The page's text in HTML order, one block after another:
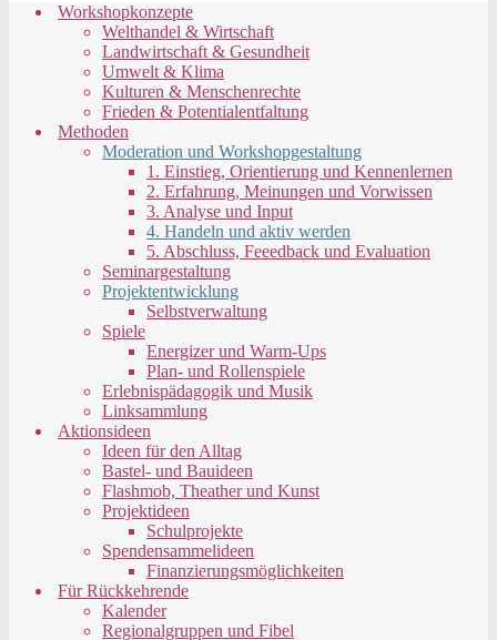
Workshopkonzepte
Welthandel & Wirtschaft
Landwirtschaft & Gesundheit
Umwelt & Klima
Kulturen & Menschenrechte
Frieden & Potentialentfaltung
Methoden
Moderation und Workshopgestaltung
1. Einstieg, Orientierung und Kennenlernen
2. Erfahrung, Meinungen und Vorwissen
3. Analyse und Input
4. Handeln und aktiv werden
5. Abschluss, Feeedback und Evaluation
Seminargestaltung
Projektentwicklung
Selbstverwaltung
Spiele
Energizer und Warm-Ups
Plan- und Rollenspiele
Erlebnispädagogik und Musik
Linksammlung
Aktionsideen
Ideen für den Alltag
Bastel- und Bauideen
Flashmob, Theather und Kunst
Projektideen
Schulprojekte
Spendensammelideen
Finanzierungsmöglichkeiten
Für Rückkehrende
Kalender
Regionalgruppen und Fibel